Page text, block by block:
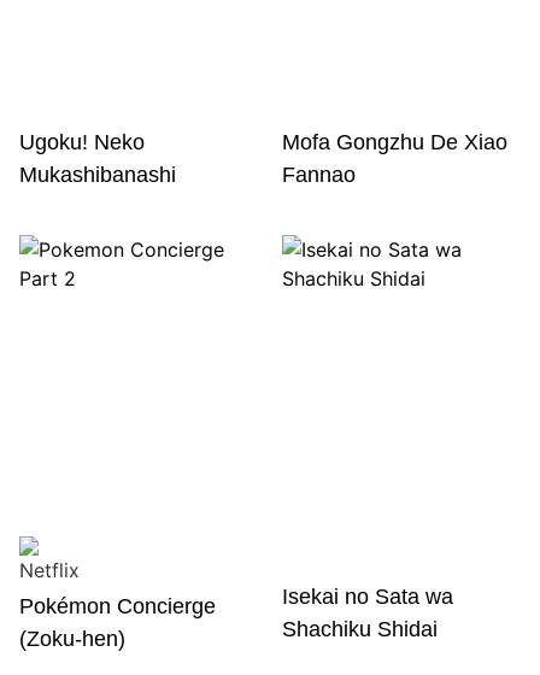
Ugoku! Neko
Mukashibanashi
Mofa Gongzhu De Xiao
Fannao
Pokémon Concierge
(Zoku-hen)
Isekai no Sata wa
Shachiku Shidai